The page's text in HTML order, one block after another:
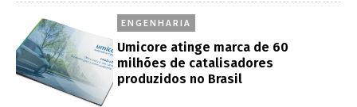
ENGENHARIA
Umicore atinge marca de 60
milhões de catalisadores
produzidos no Brasil